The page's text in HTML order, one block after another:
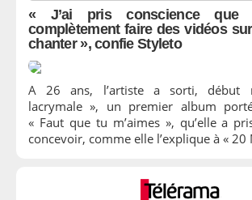
« J’ai pris conscience que
complètement faire des vidéos
chanter », confie Styleto
A 26 ans, l’artiste a sorti, début
lacrymale », un premier album
« Faut que tu m’aimes », qu’elle a
concevoir, comme elle l’explique à « 20